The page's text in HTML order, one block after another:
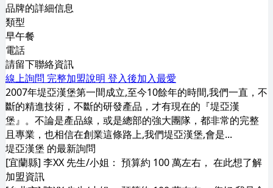
品牌的詳細信息
類型
早午餐
電話
請留下聯絡資訊
線上詢問 完整加盟說明 登入後加入最愛
2007年堤亞漢堡第一間成立,至今10餘年的時間,我們一直，不
斷的精進技術，不斷的研發產品，才有現在的『堤亞漢
堡』。不論是產品線，或是總部的強大團隊，都非常的完整
且專業，也相信在創業這條路上,我們堤亞漢堡,會是...
堤亞漢堡 的最新詢問
[宜蘭縣] 李XX 先生/小姐： 預算約 100 萬左右， 在此想了解
加盟資訊